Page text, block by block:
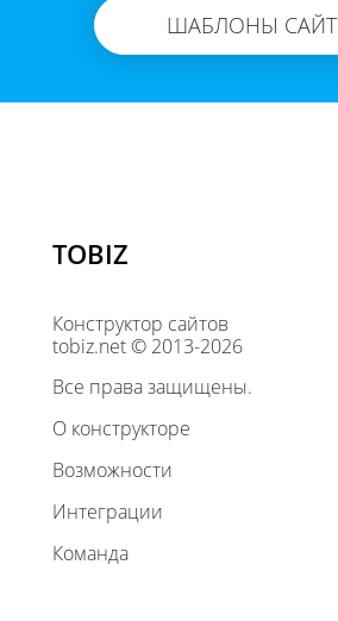
ШАБЛОНЫ
TOBIZ
Конструктор сайтов
tobiz.net © 2013-2026
Все права защищены.
О конструкторе
Возможности
Интеграции
Команда